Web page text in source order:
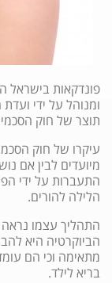
פונדקאות בישראל
ומנוהל על ידי
תוצר של חוק
עיקרו של חוק
מיועדים לבין אם
התעברות על ידי
הלילה להורים.
התהליך עצמו
הביוקרטיה היא
מתאימה וכי הם
בריא לילד.